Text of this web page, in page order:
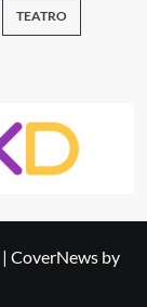
TEATRO
| CoverNews by